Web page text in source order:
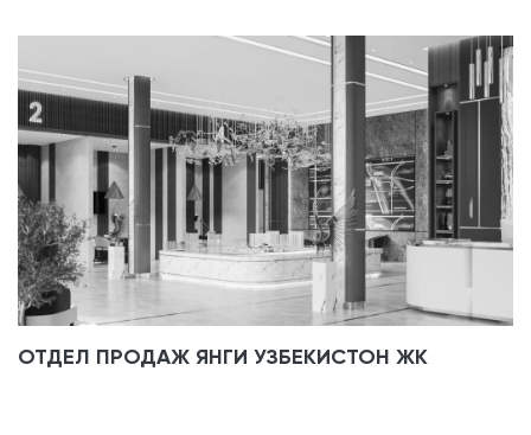
ОТДЕЛ ПРОДАЖ ЯНГИ УЗБЕКИСТОН ЖК